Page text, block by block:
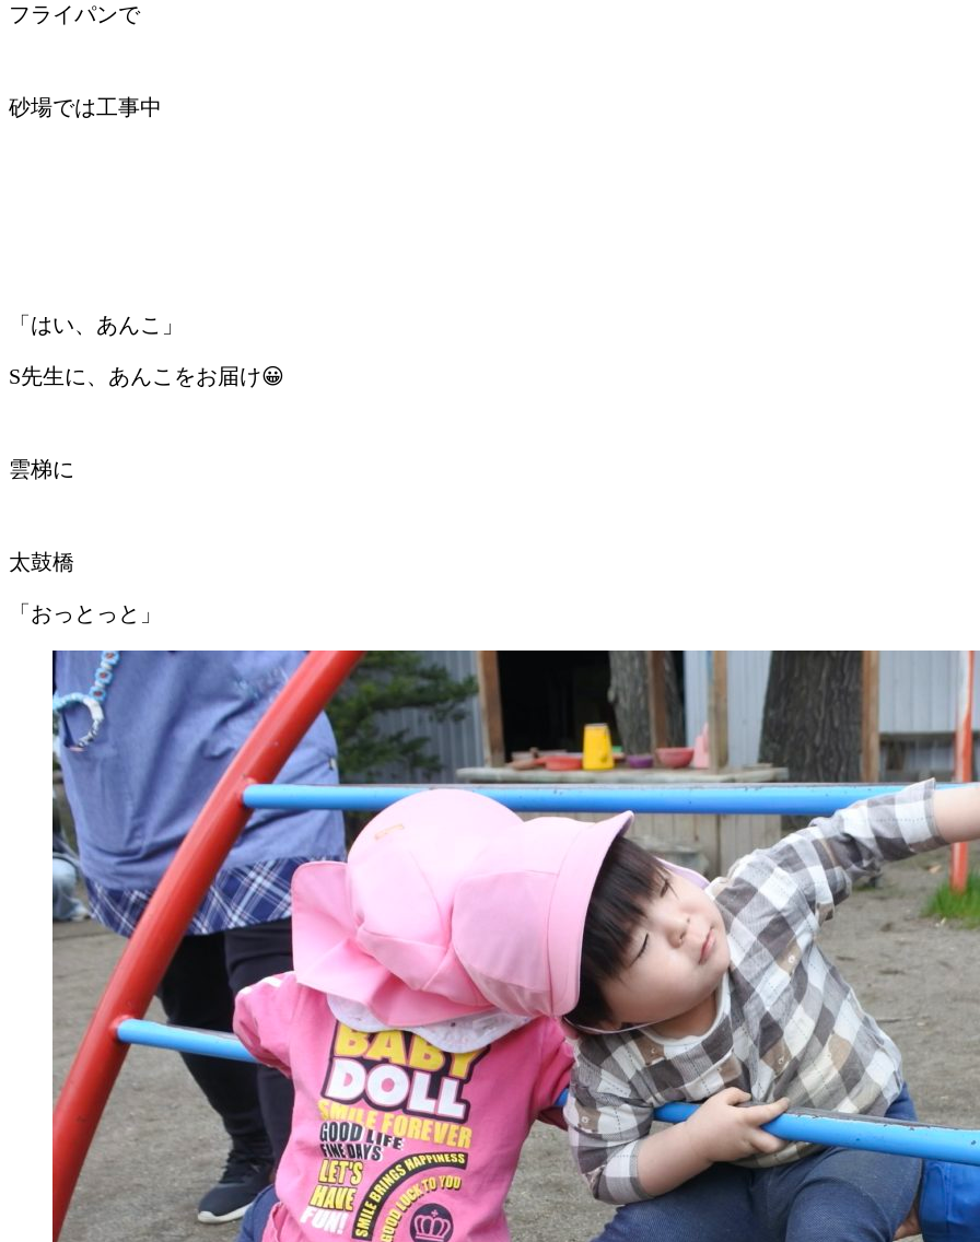
フライパンで
砂場では工事中
「はい、あんこ」
S先生に、あんこをお届け😀
雲梯に
太鼓橋
「おっとっと」